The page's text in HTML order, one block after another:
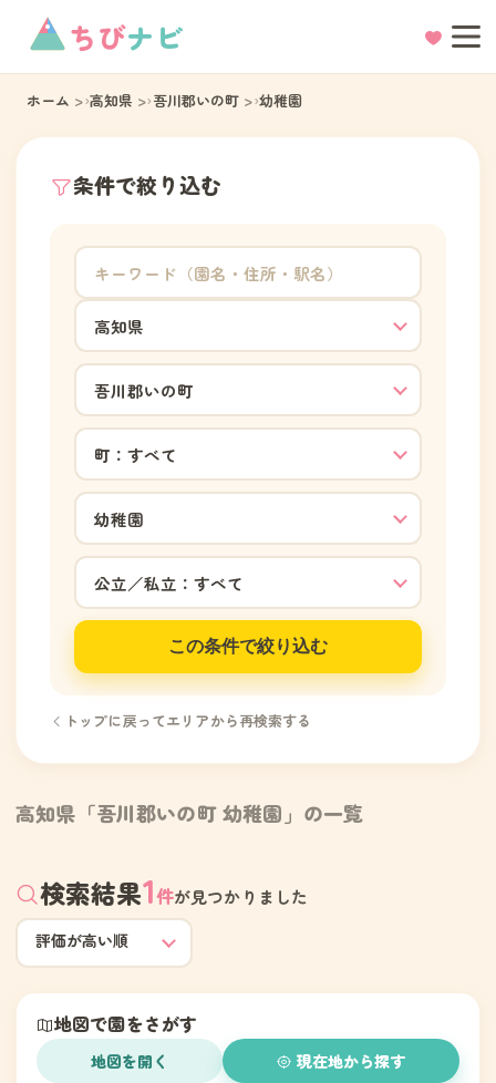
ちびナビ
ホーム 高知県 吾川郡いの町 幼稚園
条件で絞り込む
この条件で絞り込む
トップに戻ってエリアから再検索する
高知県「吾川郡いの町 幼稚園」の一覧
検索結果1件が見つかりました
地図で園をさがす
地図を開く 現在地から探す